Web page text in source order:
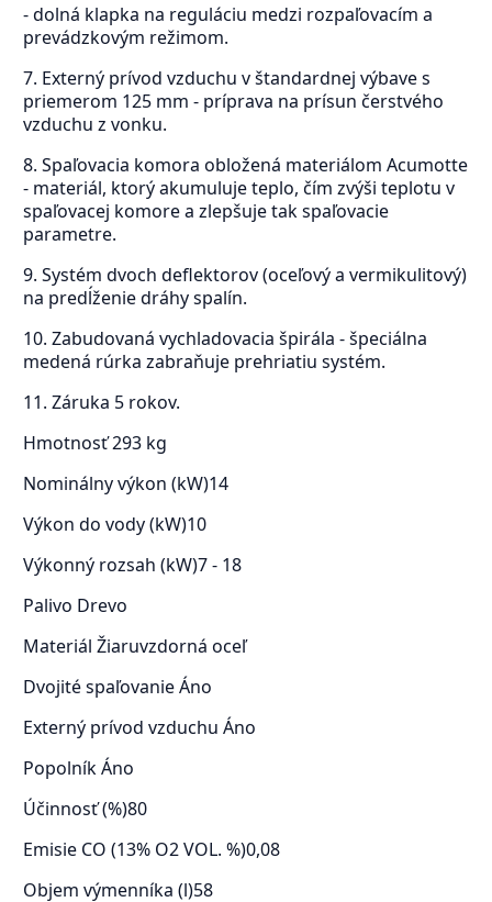
- dolná klapka na reguláciu medzi rozpaľovacím a
prevádzkovým režimom.
7. Externý prívod vzduchu v štandardnej výbave s
priemerom 125 mm - príprava na prísun čerstvého
vzduchu z vonku.
8. Spaľovacia komora obložená materiálom Acumotte
- materiál, ktorý akumuluje teplo, čím zvýši teplotu v
spaľovacej komore a zlepšuje tak spaľovacie
parametre.
9. Systém dvoch deflektorov (oceľový a vermikulitový)
na predĺženie dráhy spalín.
10. Zabudovaná vychladovacia špirála - špeciálna
medená rúrka zabraňuje prehriatiu systém.
11. Záruka 5 rokov.
Hmotnosť293 kg
Nominálny výkon (kW)14
Výkon do vody (kW)10
Výkonný rozsah (kW)7 - 18
Palivo Drevo
Materiál Žiaruvzdorná oceľ
Dvojité spaľovanieÁno
Externý prívod vzduchu Áno
PopolníkÁno
Účinnosť (%)80
Emisie CO (13% O2 VOL. %)0,08
Objem výmenníka (l)58